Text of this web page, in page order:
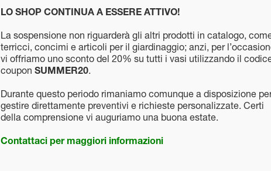
LO SHOP CONTINUA A ESSERE ATTIVO!
La sospensione non riguarderà gli altri prodotti in catalogo,
terricci, concimi e articoli per il giardinaggio; anzi, per
vi offriamo uno sconto del 20% su tutti i vasi utilizzando il
coupon SUMMER20.
Durante questo periodo rimaniamo comunque a disposizione
gestire direttamente preventivi e richieste personalizzate. Certi
della comprensione vi auguriamo una buona estate.
Contattaci per maggiori informazioni